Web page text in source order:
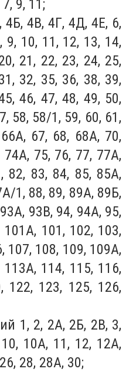
9, 11;
4Б, 4В, 4Г, 4Д, 4Е, 6,
10, 11, 12, 13, 14,
21, 22, 23, 24, 25,
32, 35, 36, 38, 39,
46, 47, 48, 49, 50,
58, 58/1, 59, 60, 61,
67, 68, 68А, 70,
75, 76, 77, 77А,
82, 83, 84, 85, 85А,
1, 88, 89, 89А, 89Б,
93В, 94, 94А, 95,
101, 102, 103,
107, 108, 109, 109А,
114, 115, 116,
122, 123, 125, 126,
1, 2, 2А, 2Б, 2В, 3,
10А, 11, 12, 12А,
28, 28А, 30;